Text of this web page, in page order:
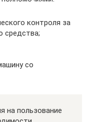
контроля за
средства;
со
на пользование